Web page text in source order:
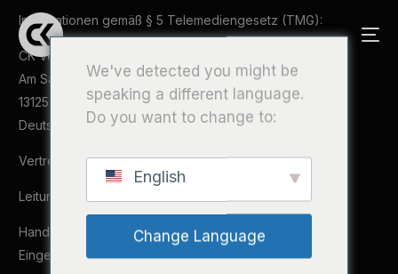
Informationen gemäß § 5 Telemediengesetz (TMG):
CK Veranstaltungen GmbH
Am Sandhaus 38
13125 Berlin
Deutschland
Vertreten durch:
Leitung: CK Events GmbH
Handelsregister:
Eingetragen im Handelsregister
We've detected you might be
speaking a different language.
Do you want to change to:
English
Change Language